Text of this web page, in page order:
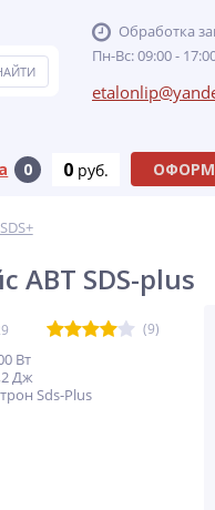
Обработка
Пн-Вс: 09:00 -
0 0 руб.
АВТ SDS-plus
(9)
Вт
Дж
Sds-Plus